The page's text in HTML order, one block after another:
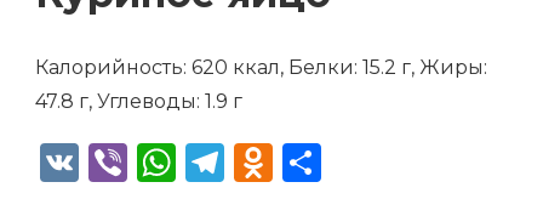
Калорийность: 620 ккал, Белки: 15.2 г, Жиры:
47.8 г, Углеводы: 1.9 г
VK ViberWhatsApp
Telegram
Odnoklassniki